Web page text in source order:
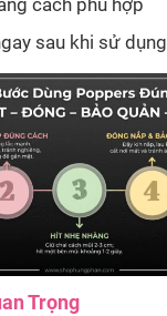
cách phù hợp
sau khi sử dụng
Trọng